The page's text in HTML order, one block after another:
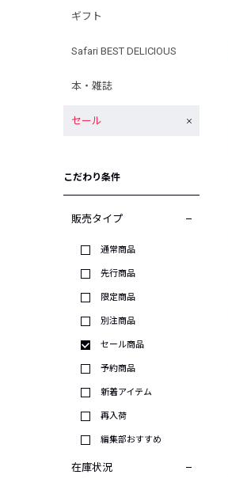
ギフト
Safari BEST DELICIOUS
本・雑誌
セール
こだわり条件
販売タイプ
通常商品
先行商品
限定商品
別注商品
セール商品
予約商品
新着アイテム
再入荷
編集部おすすめ
在庫状況